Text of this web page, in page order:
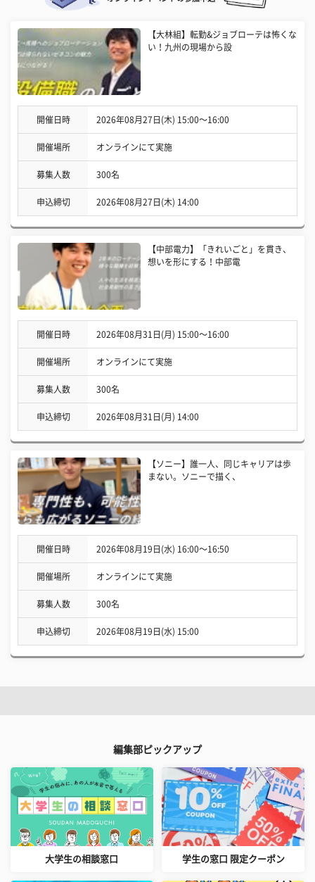
【大林組】転勤&ジョブローテは怖くな
い！九州の現場から設
開催日時 2026年08月27日(木) 15:00〜16:00
開催場所 オンラインにて実施
募集人数 300名
申込締切 2026年08月27日(木) 14:00
【中部電力】「きれいごと」を貫き、
想いを形にする！中部電
開催日時 2026年08月31日(月) 15:00〜16:00
開催場所 オンラインにて実施
募集人数 300名
申込締切 2026年08月31日(月) 14:00
【ソニー】誰一人、同じキャリアは歩
まない。ソニーで描く、
開催日時 2026年08月19日(水) 16:00〜16:50
開催場所 オンラインにて実施
募集人数 300名
申込締切 2026年08月19日(水) 15:00
編集部ピックアップ
大学生の相談窓口 学生の窓口 限定クーポン